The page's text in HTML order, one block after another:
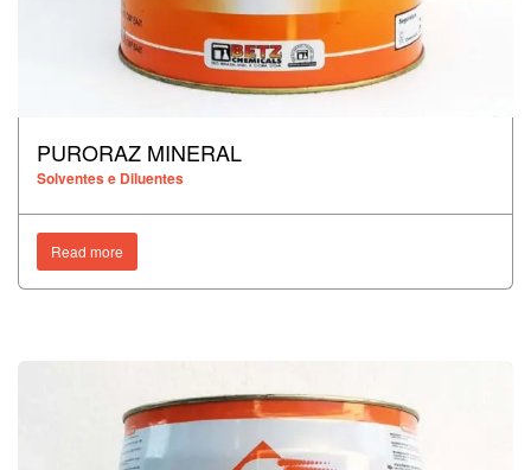
PURORAZ MINERAL
Solventes e Diluentes
Read more